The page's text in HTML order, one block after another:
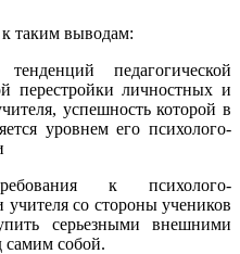
таким выводам:
педагогической
перестройки личностных и
успешность которой в
уровнем его психолого-
к психолого-
учителя со стороны учеников
серьезными внешними
самим собой.